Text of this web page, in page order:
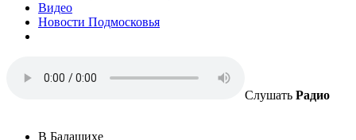
Видео
Новости Подмосковья
Слушать Радио
В Балашихе